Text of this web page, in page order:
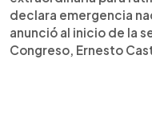
declara emergencia
anunció al inicio de la
Congreso, Ernesto